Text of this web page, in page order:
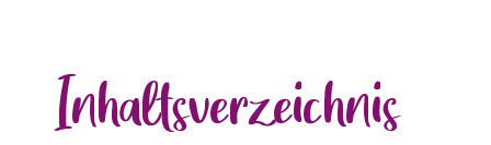
Inhaltsverzeichnis